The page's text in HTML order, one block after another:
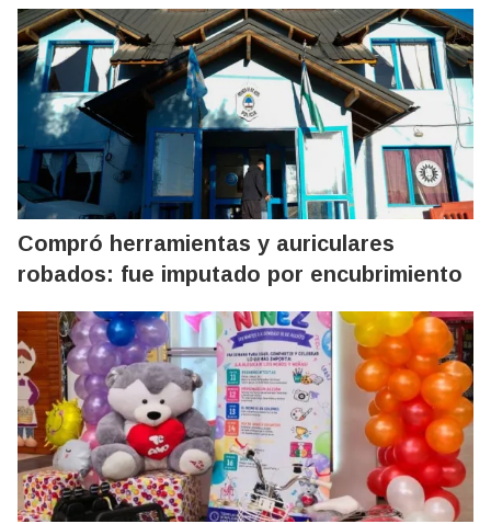
Compró herramientas y auriculares
robados: fue imputado por encubrimiento